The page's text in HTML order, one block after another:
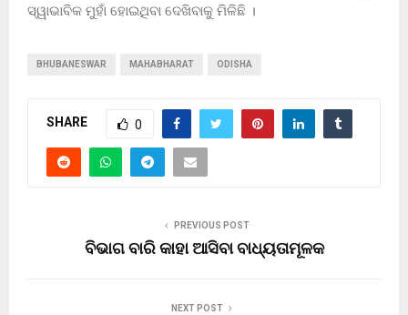
ସ୍ୱାଭାବିକ ମୁହାଁ ହୋଇଥିବା ଦେଖିବାକୁ ମିଳିଛି ।
BHUBANESWAR MAHABHARAT ODISHA
SHARE 0
PREVIOUS POST
ବିଭାଗ ବାରି କାହା ଆସିବା ବାଧ୍ୟତାମୂଳକ
NEXT POST